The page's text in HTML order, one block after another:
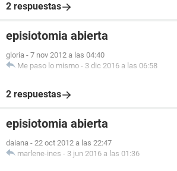
2 respuestas
episiotomia abierta
gloria - 7 nov 2012 a las 04:40
Me paso lo mismo - 3 dic 2016 a las 06:58
2 respuestas
episiotomia abierta
daiana - 22 oct 2012 a las 22:47
marlene-ines - 3 jun 2016 a las 01:36